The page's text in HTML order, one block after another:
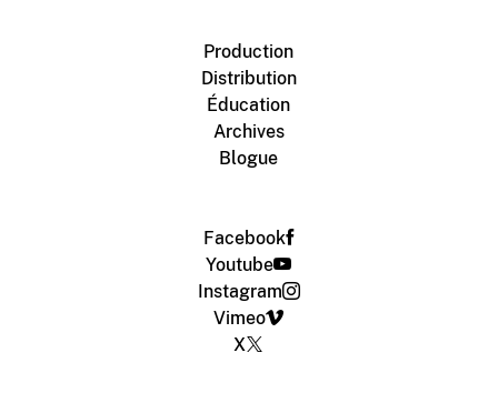
Production
Distribution
Éducation
Archives
Blogue
Facebook
Youtube
Instagram
Vimeo
X